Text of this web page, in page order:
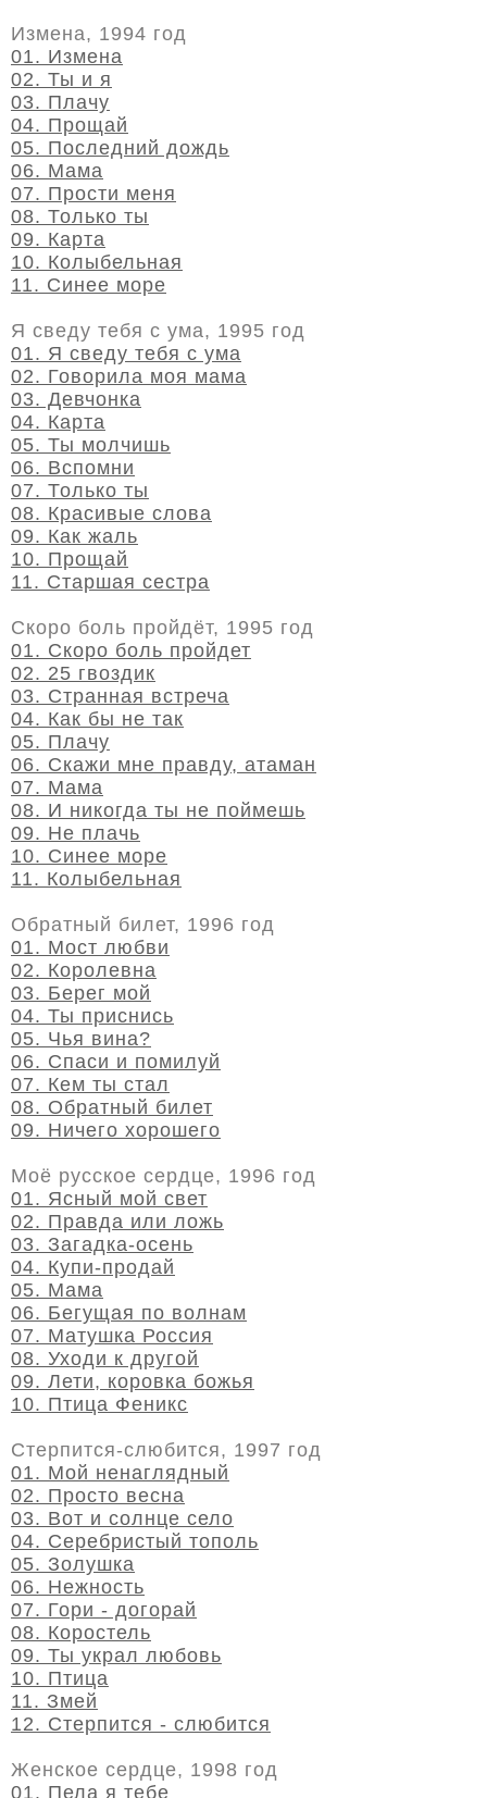
Измена, 1994 год
01. Измена
02. Ты и я
03. Плачу
04. Прощай
05. Последний дождь
06. Мама
07. Прости меня
08. Только ты
09. Карта
10. Колыбельная
11. Синее море
Я сведу тебя с ума, 1995 год
01. Я сведу тебя с ума
02. Говорила моя мама
03. Девчонка
04. Карта
05. Ты молчишь
06. Вспомни
07. Только ты
08. Красивые слова
09. Как жаль
10. Прощай
11. Старшая сестра
Скоро боль пройдёт, 1995 год
01. Скоро боль пройдет
02. 25 гвоздик
03. Странная встреча
04. Как бы не так
05. Плачу
06. Скажи мне правду, атаман
07. Мама
08. И никогда ты не поймешь
09. Не плачь
10. Синее море
11. Колыбельная
Обратный билет, 1996 год
01. Мост любви
02. Королевна
03. Берег мой
04. Ты приснись
05. Чья вина?
06. Спаси и помилуй
07. Кем ты стал
08. Обратный билет
09. Ничего хорошего
Моё русское сердце, 1996 год
01. Ясный мой свет
02. Правда или ложь
03. Загадка-осень
04. Купи-продай
05. Мама
06. Бегущая по волнам
07. Матушка Россия
08. Уходи к другой
09. Лети, коровка божья
10. Птица Феникс
Стерпится-слюбится, 1997 год
01. Мой ненаглядный
02. Просто весна
03. Вот и солнце село
04. Серебристый тополь
05. Золушка
06. Нежность
07. Гори - догорай
08. Коростель
09. Ты украл любовь
10. Птица
11. Змей
12. Стерпится - слюбится
Женское сердце, 1998 год
01. Пела я тебе